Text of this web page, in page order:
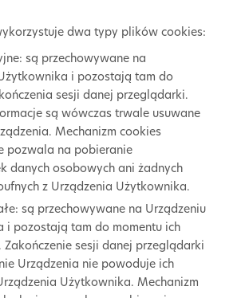
dwa typy plików cookies:
są przechowywane na
i pozostają tam do
sesji danej przeglądarki.
są wówczas trwale usuwane
Mechanizm cookies
pozwala na pobieranie
danych osobowych ani żadnych
z Urządzenia Użytkownika.
są przechowywane na Urządzeniu
i pozostają tam do momentu ich
sesji danej przeglądarki
Urządzenia nie powoduje ich
Użytkownika. Mechanizm